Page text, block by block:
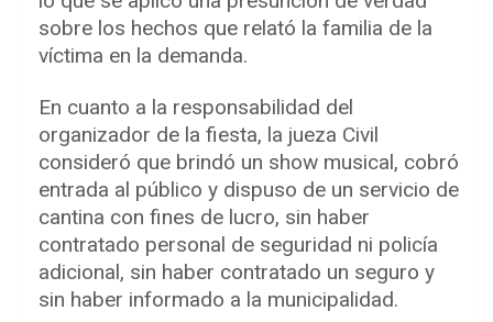
sobre los hechos que relató la familia de la
víctima en la demanda.
En cuanto a la responsabilidad del
organizador de la fiesta, la jueza Civil
consideró que brindó un show musical, cobró
entrada al público y dispuso de un servicio de
cantina con fines de lucro, sin haber
contratado personal de seguridad ni policía
adicional, sin haber contratado un seguro y
sin haber informado a la municipalidad.